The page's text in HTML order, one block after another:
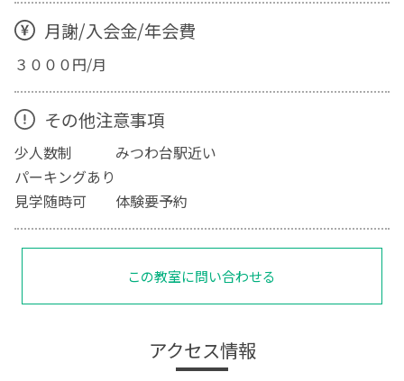
月謝/入会金/年会費
３０００円/月
その他注意事項
少人数制 みつわ台駅近い
パーキングあり
見学随時可 体験要予約
この教室に問い合わせる
アクセス情報